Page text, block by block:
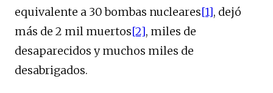
equivalente a 30 bombas nucleares[1], dejó
más de 2 mil muertos[2], miles de
desaparecidos y muchos miles de
desabrigados.